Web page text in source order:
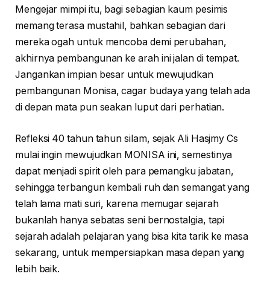
Mengejar mimpi itu, bagi sebagian kaum pesimis
memang terasa mustahil, bahkan sebagian dari
mereka ogah untuk mencoba demi perubahan,
akhirnya pembangunan ke arah ini jalan di tempat.
Jangankan impian besar untuk mewujudkan
pembangunan Monisa, cagar budaya yang telah ada
di depan mata pun seakan luput dari perhatian.
Refleksi 40 tahun tahun silam, sejak Ali Hasjmy Cs
mulai ingin mewujudkan MONISA ini, semestinya
dapat menjadi spirit oleh para pemangku jabatan,
sehingga terbangun kembali ruh dan semangat yang
telah lama mati suri, karena memugar sejarah
bukanlah hanya sebatas seni bernostalgia, tapi
sejarah adalah pelajaran yang bisa kita tarik ke masa
sekarang, untuk mempersiapkan masa depan yang
lebih baik.